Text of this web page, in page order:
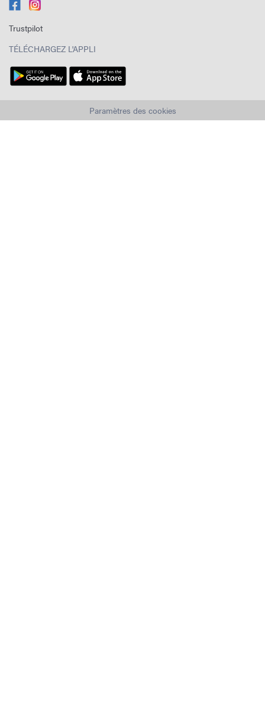
Trustpilot
TÉLÉCHARGEZ L'APPLI
Paramètres des cookies